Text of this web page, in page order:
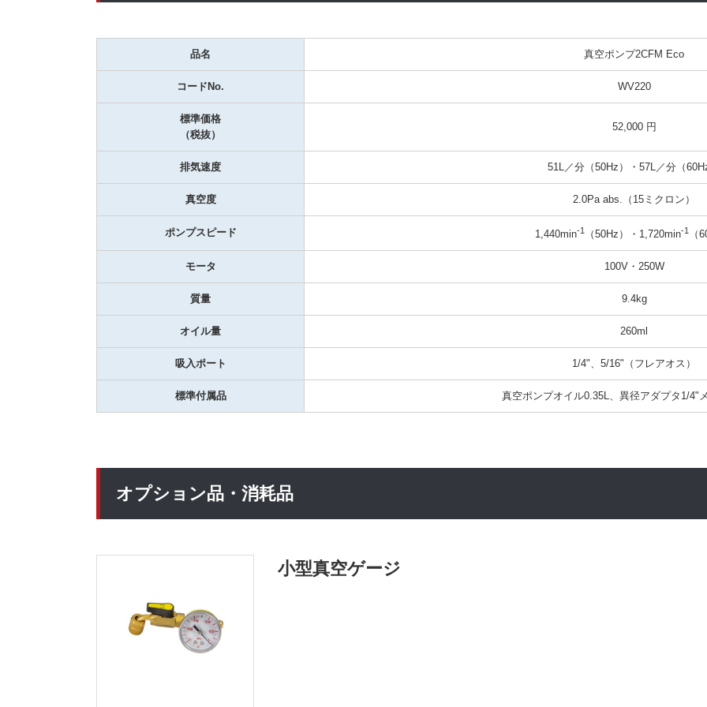
品名 真空ポンプ2CFM Eco
コードNo. WV220
標準価格
（税抜）
52,000 円
排気速度 51L／分（50Hz）・57L／分（60Hz
真空度 2.0Pa abs.（15ミクロン）
ポンプスピード 1,440min-1 （50Hz）・1,720min-1 （
モータ 100V・250W
質量 9.4kg
オイル量 260ml
吸入ポート 1/4"、5/16"（フレアオス）
標準付属品 真空ポンプオイル0.35L、異径アダプタ1/4"
オプション品・消耗品
小型真空ゲージ